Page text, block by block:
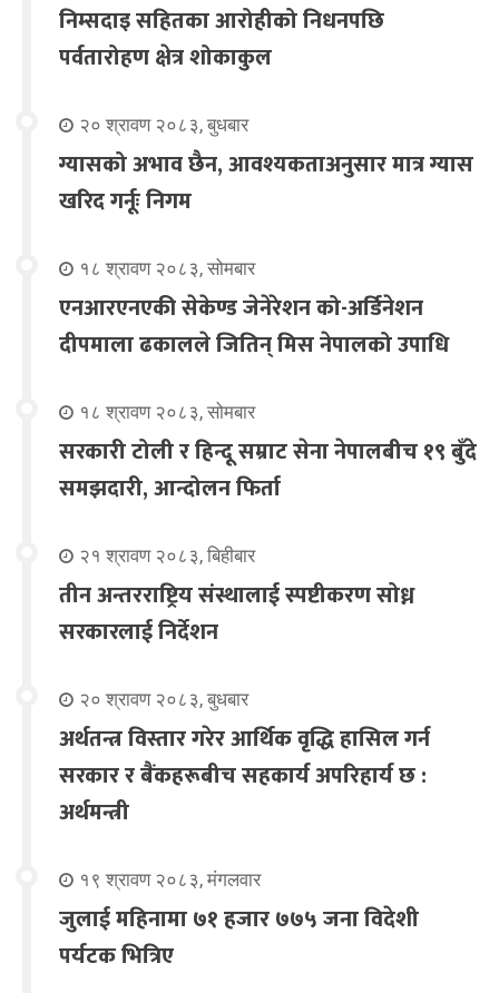
निम्सदाइ सहितका आरोहीको निधनपछि
पर्वतारोहण क्षेत्र शोकाकुल
२० श्रावण २०८३, बुधबार
ग्यासको अभाव छैन, आवश्यकताअनुसार मात्र ग्यास
खरिद गर्नूः निगम
१८ श्रावण २०८३, सोमबार
एनआरएनएकी सेकेण्ड जेनेरेशन को-अर्डिनेशन
दीपमाला ढकालले जितिन् मिस नेपालको उपाधि
१८ श्रावण २०८३, सोमबार
सरकारी टोली र हिन्दू सम्राट सेना नेपालबीच १९ बुँदे
समझदारी, आन्दोलन फिर्ता
२१ श्रावण २०८३, बिहीबार
तीन अन्तरराष्ट्रिय संस्थालाई स्पष्टीकरण सोध्न
सरकारलाई निर्देशन
२० श्रावण २०८३, बुधबार
अर्थतन्त्र विस्तार गरेर आर्थिक वृद्धि हासिल गर्न
सरकार र बैंकहरूबीच सहकार्य अपरिहार्य छ :
अर्थमन्त्री
१९ श्रावण २०८३, मंगलवार
जुलाई महिनामा ७१ हजार ७७५ जना विदेशी
पर्यटक भित्रिए